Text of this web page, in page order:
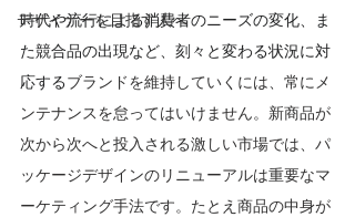
デザイナーを目指す人へ
時代や流行による消費者のニーズの変化、ま
た競合品の出現など、刻々と変わる状況に対
応するブランドを維持していくには、常にメ
ンテナンスを怠ってはいけません。新商品が
次から次へと投入される激しい市場では、パ
ッケージデザインのリニューアルは重要なマ
ーケティング手法です。たとえ商品の中身が